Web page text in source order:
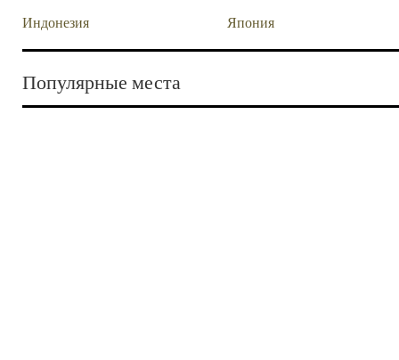
Индонезия Япония
Популярные места